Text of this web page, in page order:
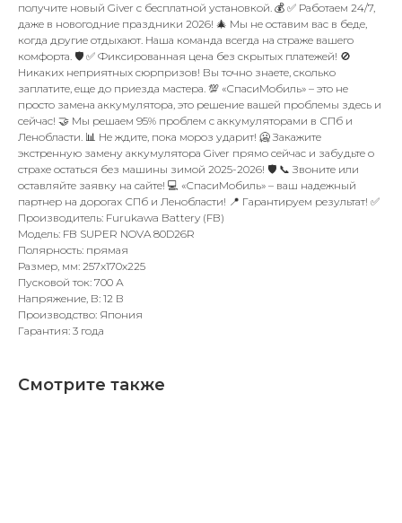
получите новый Giver с бесплатной установкой. 💰 ✅ Работаем 24/7,
даже в новогодние праздники 2026! 🎄 Мы не оставим вас в беде,
когда другие отдыхают. Наша команда всегда на страже вашего
комфорта. 🛡️ ✅ Фиксированная цена без скрытых платежей! 🚫
Никаких неприятных сюрпризов! Вы точно знаете, сколько
заплатите, еще до приезда мастера. 💯 «СпасиМобиль» – это не
просто замена аккумулятора, это решение вашей проблемы здесь и
сейчас! 🤝 Мы решаем 95% проблем с аккумуляторами в СПб и
Ленобласти. 📊 Не ждите, пока мороз ударит! 🥶 Закажите
экстренную замену аккумулятора Giver прямо сейчас и забудьте о
страхе остаться без машины зимой 2025-2026! 🛡️ 📞 Звоните или
оставляйте заявку на сайте! 💻 «СпасиМобиль» – ваш надежный
партнер на дорогах СПб и Ленобласти! 📍 Гарантируем результат! ✅
Производитель: Furukawa Battery (FB)
Модель: FB SUPER NOVA 80D26R
Полярность: прямая
Размер, мм: 257x170x225
Пусковой ток: 700 А
Напряжение, В: 12 В
Производство: Япония
Гарантия: 3 года
Смотрите также